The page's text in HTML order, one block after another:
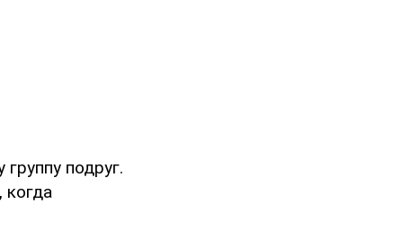
подруг.
когда